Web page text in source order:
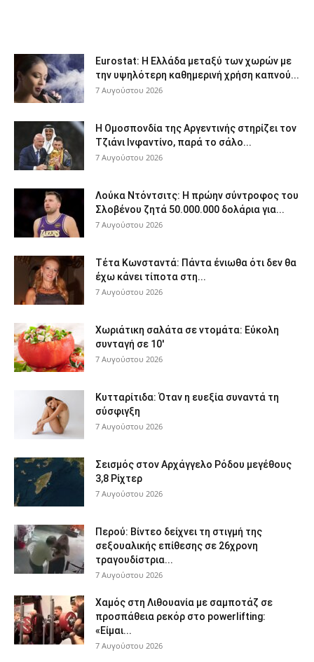
Eurostat: Η Ελλάδα μεταξύ των χωρών με
την υψηλότερη καθημερινή χρήση καπνού...
7 Αυγούστου 2026
Η Ομοσπονδία της Αργεντινής στηρίζει τον
Τζιάνι Ινφαντίνο, παρά το σάλο...
7 Αυγούστου 2026
Λούκα Ντόντσιτς: Η πρώην σύντροφος του
Σλοβένου ζητά 50.000.000 δολάρια για...
7 Αυγούστου 2026
Τέτα Κωνσταντά: Πάντα ένιωθα ότι δεν θα
έχω κάνει τίποτα στη...
7 Αυγούστου 2026
Χωριάτικη σαλάτα σε ντομάτα: Εύκολη
συνταγή σε 10′
7 Αυγούστου 2026
Κυτταρίτιδα: Όταν η ευεξία συναντά τη
σύσφιγξη
7 Αυγούστου 2026
Σεισμός στον Αρχάγγελο Ρόδου μεγέθους
3,8 Ρίχτερ
7 Αυγούστου 2026
Περού: Βίντεο δείχνει τη στιγμή της
σεξουαλικής επίθεσης σε 26χρονη
τραγουδίστρια...
7 Αυγούστου 2026
Χαμός στη Λιθουανία με σαμποτάζ σε
προσπάθεια ρεκόρ στο powerlifting:
«Είμαι...
7 Αυγούστου 2026